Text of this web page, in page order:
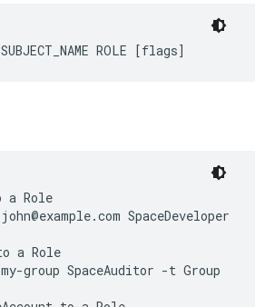
ROLE [flags]
a Role
SpaceDeveloper
a Role
group SpaceAuditor -t Group